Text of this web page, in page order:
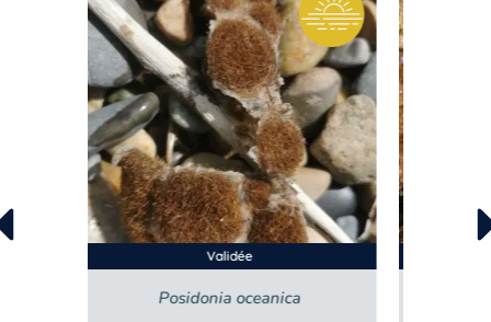
À valider
Phorcus turbinatus